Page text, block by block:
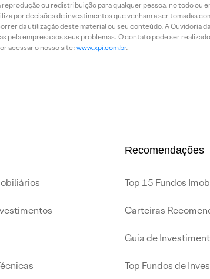
reprodução ou redistribuição para qualquer pessoa, no todo
por decisões de investimentos que venham a ser tomadas
da utilização deste material ou seu conteúdo. A Ouvidoria
pela empresa aos seus problemas. O contato pode ser
acessar o nosso site:www.xpi.com.br.
Recomendações
Top 15 Fundos
Carteiras
Guia de
Top Fundos de